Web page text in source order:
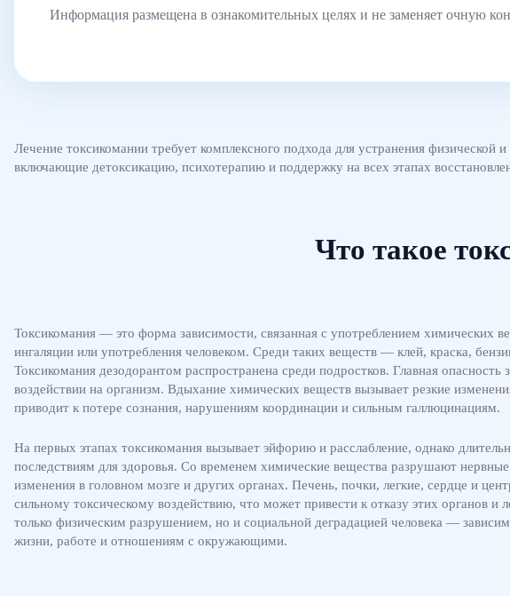
Информация размещена в ознакомительных целях и не заменяет очную
Лечение токсикомании требует комплексного подхода для устранения
включающие детоксикацию, психотерапию и поддержку на всех этапах
Что такое
Токсикомания — это форма зависимости, связанная с употреблением химических
ингаляции или употребления человеком. Среди таких веществ — клей, краска,
Токсикомания дезодорантом распространена среди подростков. Главная опасность
воздействии на организм. Вдыхание химических веществ вызывает резкие
приводит к потере сознания, нарушениям координации и сильным галлюцинациям.
На первых этапах токсикомания вызывает эйфорию и расслабление, однако
последствиям для здоровья. Со временем химические вещества разрушают
изменения в головном мозге и других органах. Печень, почки, легкие, сердце и
сильному токсическому воздействию, что может привести к отказу этих органов и
только физическим разрушением, но и социальной деградацией человека —
жизни, работе и отношениям с окружающими.